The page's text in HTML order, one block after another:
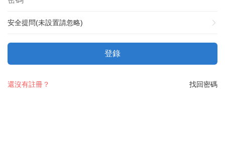
安全提問(未設置請忽略)
登錄
找回密碼
還沒有註冊？